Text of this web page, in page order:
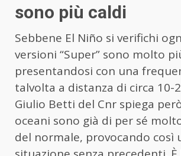
sono più caldi
Sebbene El Niño si verifichi
versioni “Super” sono molto
presentandosi con una
talvolta a distanza di circa 10-
Giulio Betti del Cnr spiega
oceani sono già di per sé
del normale, provocando così